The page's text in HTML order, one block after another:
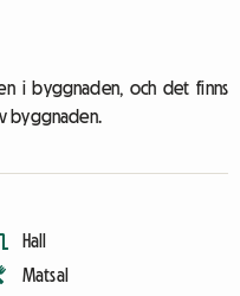
i byggnaden, och det finns
byggnaden.
Hall
Matsal